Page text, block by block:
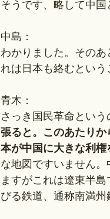
そうです、略して中国
中島：
わかりました。そのあ
れは日本も絡むという
青木：
さっき国民革命という
張ると。このあたり
本が中国に大きな利権
な地図ですいません
ますがこれは遼東半
びる鉄道、通称南満州